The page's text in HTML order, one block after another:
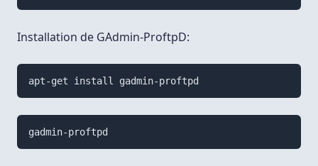
Installation de GAdmin-ProftpD: